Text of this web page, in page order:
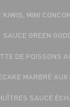
KIWIS, MINI
SAUCE GREEN
DE POISSONS
MARBRÉ
SAUCE